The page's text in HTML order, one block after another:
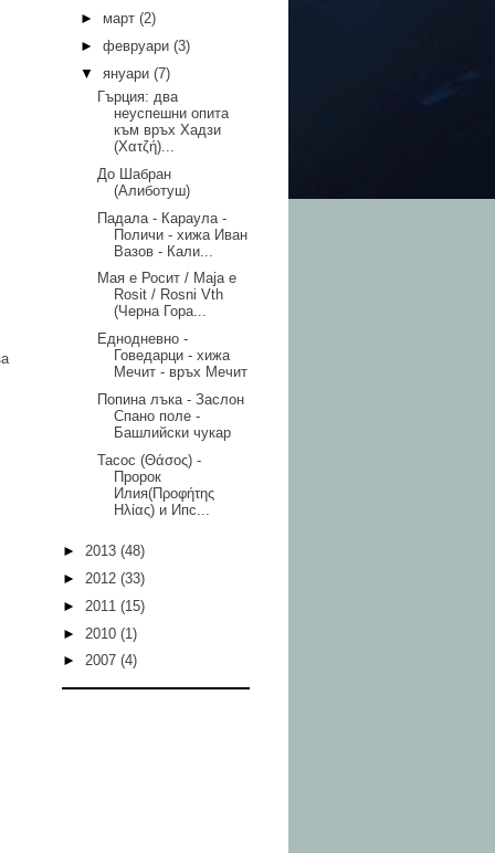
► март (2)
► февруари (3)
▼ януари (7)
Гърция: два
неуспешни опита
към връх Хадзи
(Χατζή)...
До Шабран
(Алиботуш)
Падала - Караула -
Поличи - хижа Иван
Вазов - Кали...
Мая е Росит / Maja e
Rosit / Rosni Vth
(Черна Гора...
Еднодневно -
Говедарци - хижа
Мечит - връх Мечит
Попина лъка - Заслон
Спано поле -
Башлийски чукар
Тасос (Θάσος) -
Пророк
Илия(Προφήτης
Ηλίας) и Ипс...
► 2013 (48)
► 2012 (33)
► 2011 (15)
► 2010 (1)
► 2007 (4)